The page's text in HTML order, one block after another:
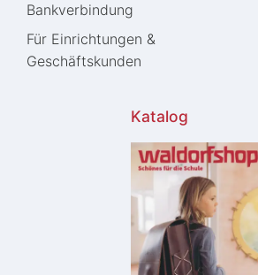
Bankverbindung
Für Einrichtungen &
Geschäftskunden
Katalog